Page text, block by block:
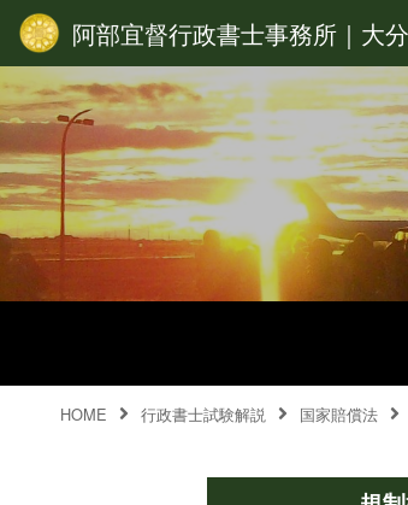
阿部宜督行政書士事務所｜大
HOME 行政書士試験解説 国家賠償法